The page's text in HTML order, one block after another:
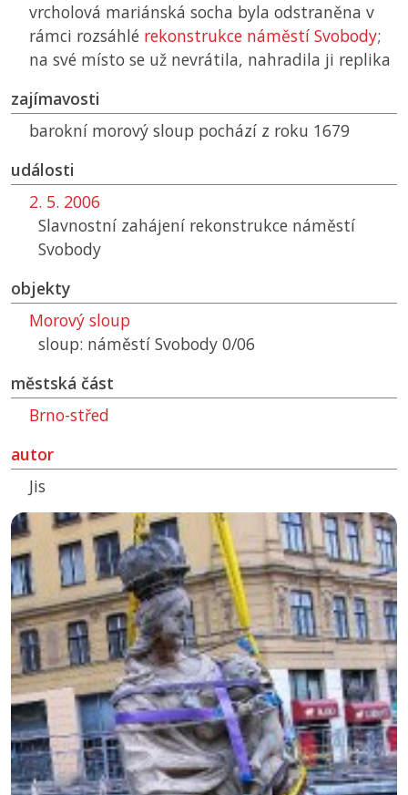
vrcholová mariánská socha byla odstraněna v
rámci rozsáhlé rekonstrukce náměstí Svobody;
na své místo se už nevrátila, nahradila ji replika
zajímavosti
barokní morový sloup pochází z roku 1679
události
2. 5. 2006
Slavnostní zahájení rekonstrukce náměstí
Svobody
objekty
Morový sloup
sloup: náměstí Svobody 0/06
městská část
Brno-střed
autor
Jis